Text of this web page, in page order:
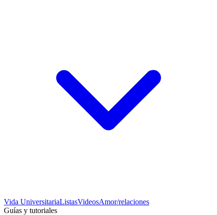
Vida UniversitariaListasVideosAmor/relaciones
Guías y tutoriales